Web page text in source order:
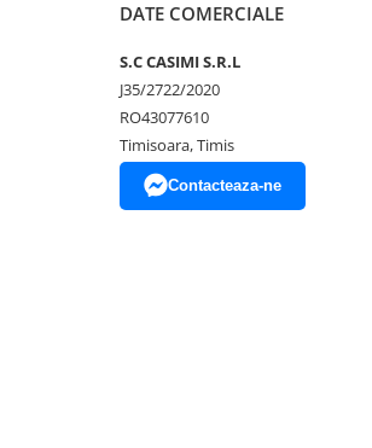
DATE COMERCIALE
S.C CASIMI S.R.L
J35/2722/2020
RO43077610
Timisoara, Timis
Contacteaza-ne